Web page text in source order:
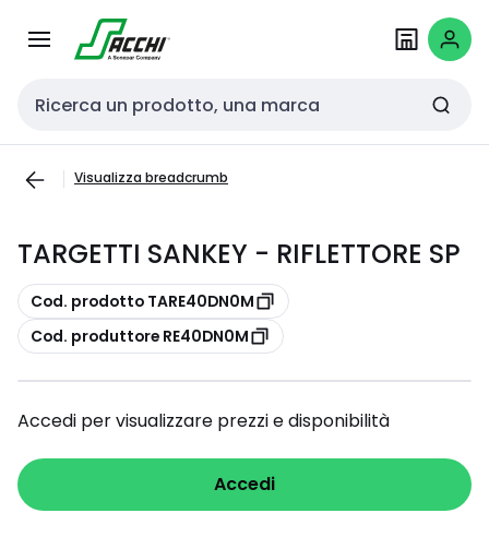
navigazionecontenuto
Cerca input
Visualizza breadcrumb
TARGETTI SANKEY - RIFLETTORE SP
copia
Cod. prodotto TARE40DN0M
copia
Cod. produttore RE40DN0M
Accedi per visualizzare prezzi e disponibilità
Accedi